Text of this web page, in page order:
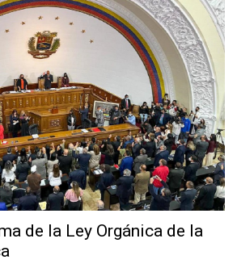
de la Ley Orgánica de la